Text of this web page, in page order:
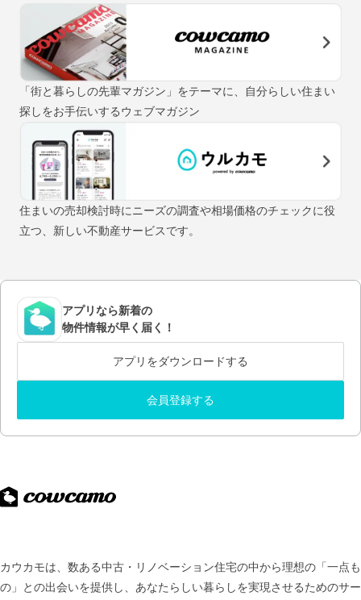
「街と暮らしの先輩マガジン」をテーマに、自分らしい住まい
探しをお手伝いするウェブマガジン
住まいの売却検討時にニーズの調査や相場価格のチェックに役
立つ、新しい不動産サービスです。
アプリなら新着の
物件情報が早く届く！
アプリをダウンロードする
会員登録する
カウカモは、数ある中古・リノベーション住宅の中から理想の「一点も
の」との出会いを提供し、 あなたらしい暮らしを実現させるためのサー